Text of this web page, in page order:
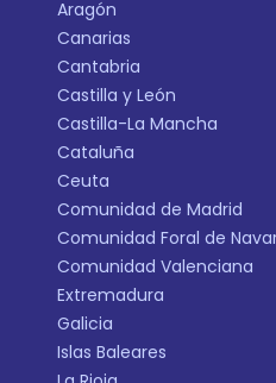
Aragón
Canarias
Cantabria
Castilla y León
Castilla-La Mancha
Cataluña
Ceuta
Comunidad de Madrid
Comunidad Foral de
Comunidad Valenciana
Extremadura
Galicia
Islas Baleares